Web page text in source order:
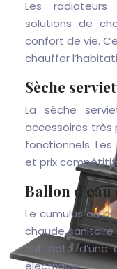
Les
solutions de
confort de vie.
chauffer
Sèche
La sèche
accessoires très
fonctionnels.
et prix
Ballon d’eau
Le cumulus ou
chaude sanitaire
est doté d’une
électrique.